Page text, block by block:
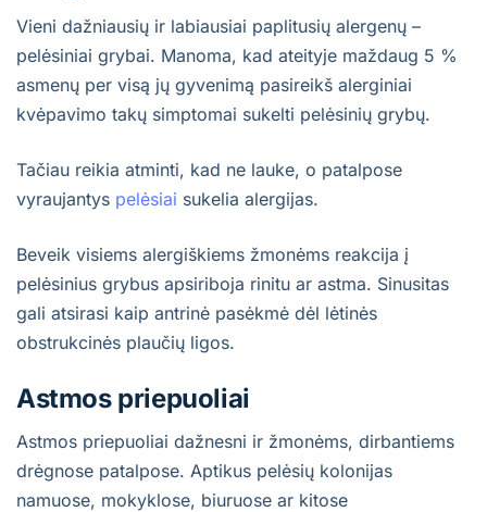
Vieni dažniausių ir labiausiai paplitusių alergenų –
pelėsiniai grybai. Manoma, kad ateityje maždaug 5 %
asmenų per visą jų gyvenimą pasireikš alerginiai
kvėpavimo takų simptomai sukelti pelėsinių grybų.
Tačiau reikia atminti, kad ne lauke, o patalpose
vyraujantys pelėsiai sukelia alergijas.
Beveik visiems alergiškiems žmonėms reakcija į
pelėsinius grybus apsiriboja rinitu ar astma. Sinusitas
gali atsirasi kaip antrinė pasėkmė dėl lėtinės
obstrukcinės plaučių ligos.
Astmos priepuoliai
Astmos priepuoliai dažnesni ir žmonėms, dirbantiems
drėgnose patalpose. Aptikus pelėsių kolonijas
namuose, mokyklose, biuruose ar kitose